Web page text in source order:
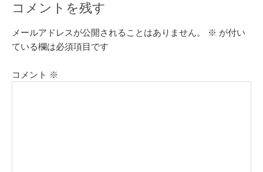
コメントを残す
メールアドレスが公開されることはありません。 ※ が付い
ている欄は必須項目です
コメント ※